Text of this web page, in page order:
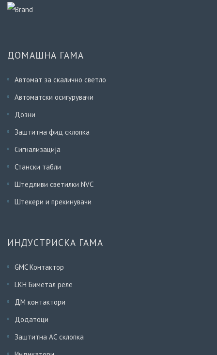
ДОМАШНА ГАМА
Автомат за скалично светло
Автоматски осигурувачи
Дозни
Заштитна фид склопка
Сигнализација
Стански табли
Штедливи светилки NVC
Штекери и прекинувачи
ИНДУСТРИСКА ГАМА
GMC Контактор
LKH Биметал реле
ДМ контактори
Додатоци
Заштитна АС склопка